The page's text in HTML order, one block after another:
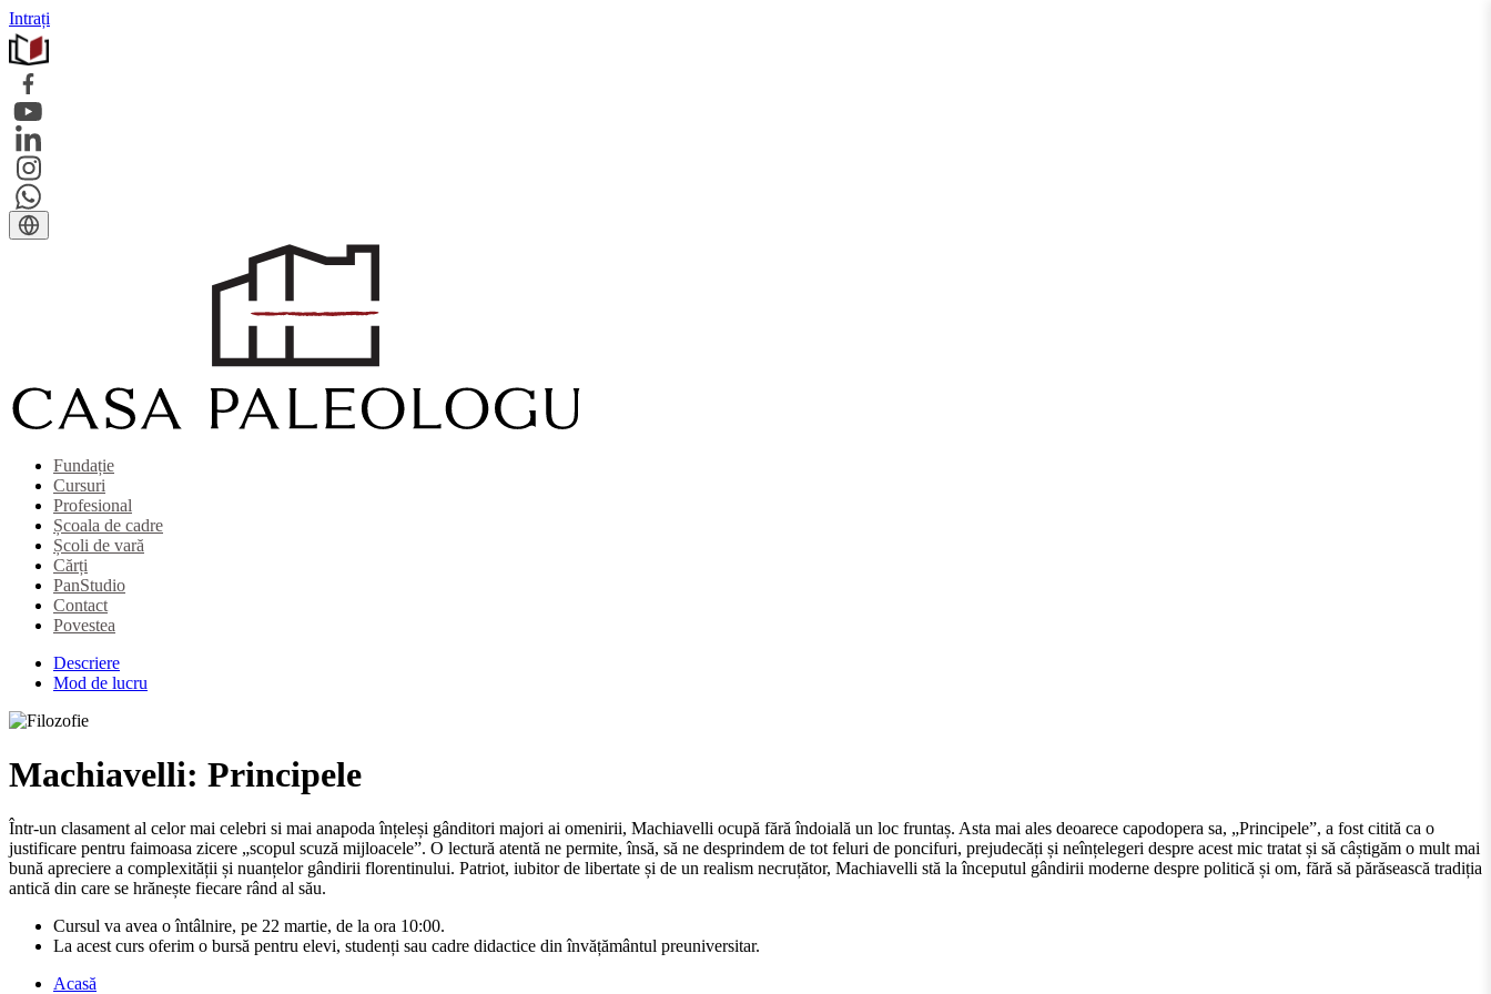
Intrați
Fundație
Cursuri
Profesional
Școala de cadre
Școli de vară
Cărți
PanStudio
Contact
Povestea
Descriere
Mod de lucru
Machiavelli: Principele
Într-un clasament al celor mai celebri si mai anapoda înțeleși gânditori majori ai omenirii, Machiavelli ocupă fără îndoială un loc fruntaș. Asta mai ales deoarece capodopera sa, „Principele”, a fost citită ca o
justificare pentru faimoasa zicere „scopul scuză mijloacele”. O lectură atentă ne permite, însă, să ne desprindem de tot feluri de poncifuri, prejudecăți și neînțelegeri despre acest mic tratat și să câștigăm o mult mai
bună apreciere a complexității și nuanțelor gândirii florentinului. Patriot, iubitor de libertate și de un realism necruțător, Machiavelli stă la începutul gândirii moderne despre politică și om, fără să părăsească tradiția
antică din care se hrănește fiecare rând al său.
Cursul va avea o întâlnire, pe 22 martie, de la ora 10:00.
La acest curs oferim o bursă pentru elevi, studenți sau cadre didactice din învățământul preuniversitar.
Acasă